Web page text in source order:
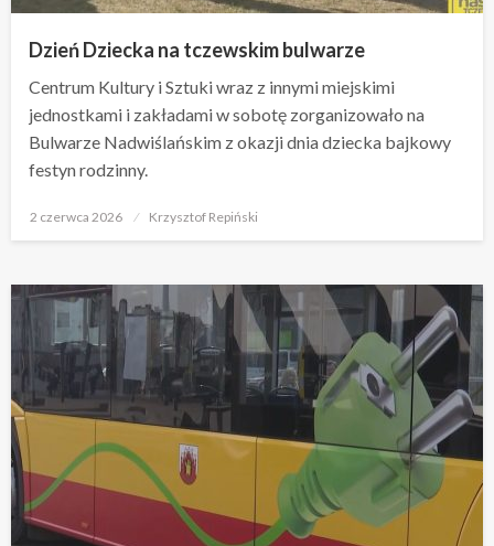
Dzień Dziecka na tczewskim bulwarze
Centrum Kultury i Sztuki wraz z innymi miejskimi
jednostkami i zakładami w sobotę zorganizowało na
Bulwarze Nadwiślańskim z okazji dnia dziecka bajkowy
festyn rodzinny.
Opublikowane
2 czerwca 2026 Krzysztof Repiński